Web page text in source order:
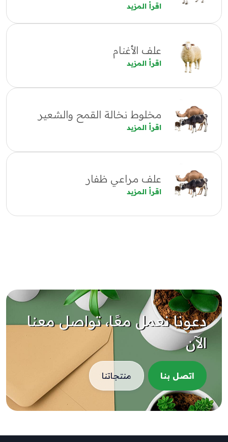
اقرأ المزيد
علف الأغنام
اقرأ المزيد
مخلوط نخالة القمح والشعير
اقرأ المزيد
علف مراعي ظفار
اقرأ المزيد
دعونا نعمل معًا، تواصل معنا
الآن
اتصل بنا منتجاتنا